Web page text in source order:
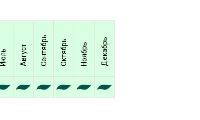
Июль Август Сентябрь Октябрь Ноябрь Декабрь